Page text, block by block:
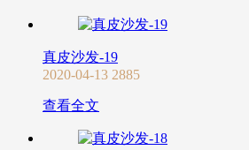
真皮沙发-19
2020-04-13 2885
查看全文